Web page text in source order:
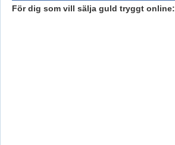
För dig som vill sälja guld tryggt online: